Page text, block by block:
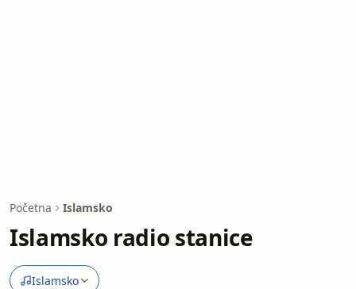
Početna Islamsko
Islamsko radio stanice
Islamsko